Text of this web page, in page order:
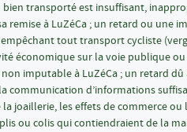
bien transporté est insuffisant,
remise à LuZéCa ; un retard ou une
tout transport cycliste
économique sur la voie publique ou
imputable à LuZéCa ; un retard
communication d’informations
joaillerie, les effets de commerce
ou colis qui contiendraient de la